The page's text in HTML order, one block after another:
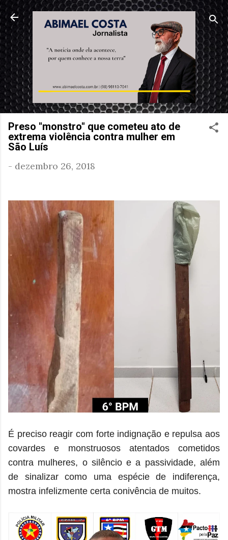
Pular para o conteúdo principal
Preso "monstro" que cometeu ato de
extrema violência contra mulher em
São Luís
- dezembro 26, 2018
É preciso reagir com forte indignação e repulsa aos
covardes e monstruosos atentados cometidos
contra mulheres, o silêncio e a passividade, além
de sinalizar como uma espécie de indiferença,
mostra infelizmente certa conivência de muitos.